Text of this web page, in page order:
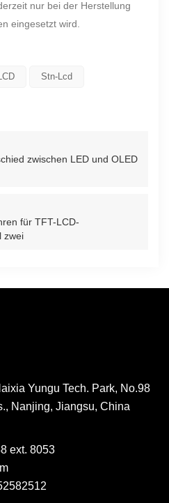
nur bei der Herstellung
eingesetzt wird.
Stn-Lcd
zwischen LED und OLED
für TFT-LCD-
zwei
Yungu Tech. Park, No.98
Nanjing, Jiangsu, China
ext. 8053